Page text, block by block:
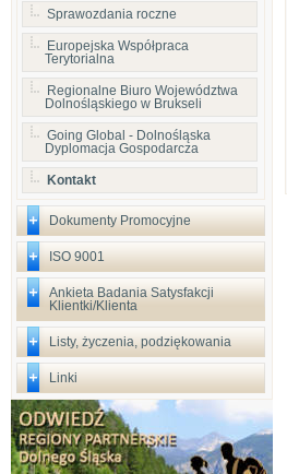
Sprawozdania roczne
Europejska Współpraca
Terytorialna
Regionalne Biuro Województwa
Dolnośląskiego w Brukseli
Going Global - Dolnośląska
Dyplomacja Gospodarcza
Kontakt
Dokumenty Promocyjne
ISO 9001
Ankieta Badania Satysfakcji
Klientki/Klienta
Listy, życzenia, podziękowania
Linki